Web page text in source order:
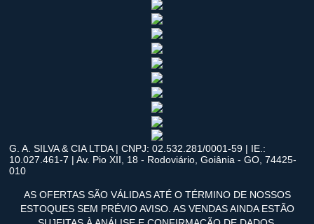
G. A. SILVA & CIA LTDA | CNPJ: 02.532.281/0001-59 | IE.:
10.027.461-7 | Av. Pio XII, 18 - Rodoviário, Goiânia - GO, 74425-
010
AS OFERTAS SÃO VÁLIDAS ATÉ O TÉRMINO DE NOSSOS
ESTOQUES SEM PRÉVIO AVISO. AS VENDAS AINDA ESTÃO